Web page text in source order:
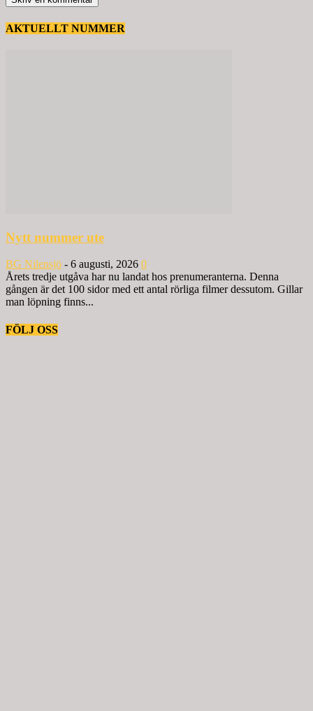
AKTUELLT NUMMER
Nytt nummer ute
BG Nilensjö - 6 augusti, 2026 0
Årets tredje utgåva har nu landat hos prenumeranterna. Denna
gången är det 100 sidor med ett antal rörliga filmer dessutom. Gillar
man löpning finns...
FÖLJ OSS